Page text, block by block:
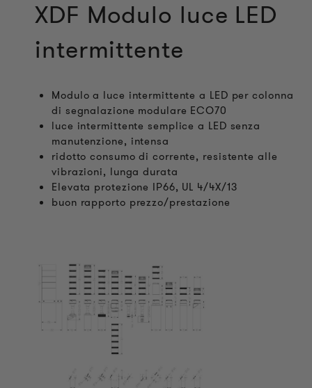
XDF Modulo luce LED
intermittente
Modulo a luce intermittente a LED per colonna
di segnalazione modulare ECO70
luce intermittente semplice a LED senza
manutenzione, intensa
ridotto consumo di corrente, resistente alle
vibrazioni, lunga durata
Elevata protezione IP66, UL 4/4X/13
buon rapporto prezzo/prestazione